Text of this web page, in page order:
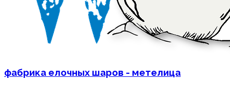
фабрика елочных шаров - метелица